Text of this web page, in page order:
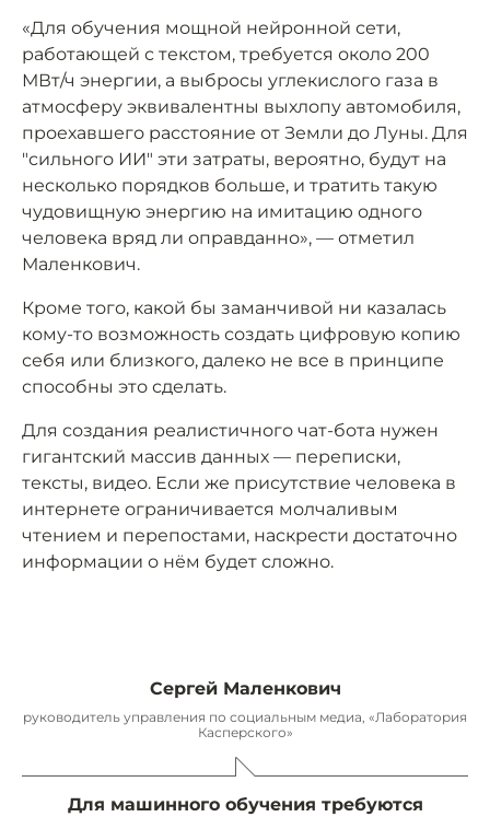
«Для обучения мощной нейронной сети,
работающей с текстом, требуется около 200
МВт/ч энергии, а выбросы углекислого газа в
атмосферу эквивалентны выхлопу автомобиля,
проехавшего расстояние от Земли до Луны. Для
"сильного ИИ" эти затраты, вероятно, будут на
несколько порядков больше, и тратить такую
чудовищную энергию на имитацию одного
человека вряд ли оправданно», — отметил
Маленкович.
Кроме того, какой бы заманчивой ни казалась
кому-то возможность создать цифровую копию
себя или близкого, далеко не все в принципе
способны это сделать.
Для создания реалистичного чат-бота нужен
гигантский массив данных — переписки,
тексты, видео. Если же присутствие человека в
интернете ограничивается молчаливым
чтением и перепостами, наскрести достаточно
информации о нём будет сложно.
Сергей Маленкович
руководитель управления по социальным медиа, «Лаборатория
Касперского»
Для машинного обучения требуются